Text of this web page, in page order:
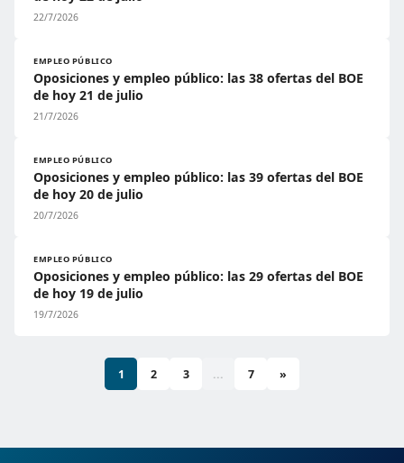
22/7/2026
EMPLEO PÚBLICO
Oposiciones y empleo público: las 38 ofertas del BOE
de hoy 21 de julio
21/7/2026
EMPLEO PÚBLICO
Oposiciones y empleo público: las 39 ofertas del BOE
de hoy 20 de julio
20/7/2026
EMPLEO PÚBLICO
Oposiciones y empleo público: las 29 ofertas del BOE
de hoy 19 de julio
19/7/2026
1 2 3 ... 7 »